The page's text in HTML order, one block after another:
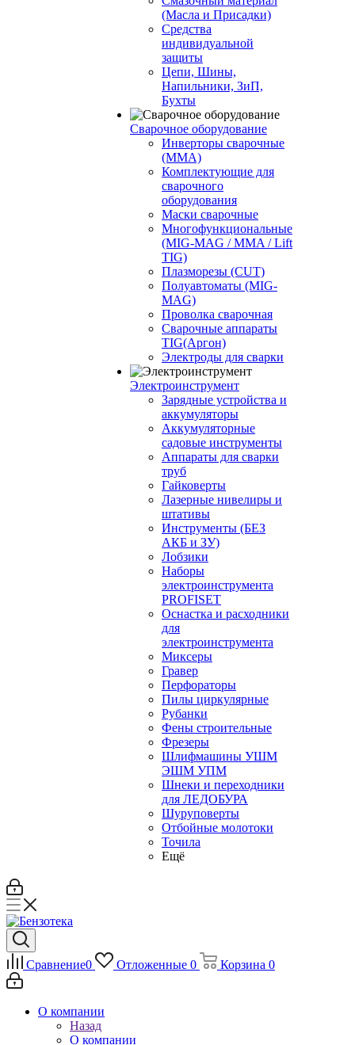
(Масла и Присадки)
Средства
индивидуальной
защиты
Цепи, Шины,
Напильники, ЗиП,
Бухты
Сварочное оборудование
Инверторы сварочные
(ММА)
Комплектующие для
сварочного
оборудования
Маски сварочные
Многофункциональные
(MIG-MAG / MMA / Lift
TIG)
Плазморезы (CUT)
Полуавтоматы (МIG-
MAG)
Проволка сварочная
Сварочные аппараты
TIG(Аргон)
Электроды для сварки
Электроинструмент
Зарядные устройства и
аккумуляторы
Аккумуляторные
садовые инструменты
Аппараты для сварки
труб
Гайковерты
Лазерные нивелиры и
штативы
Инструменты (БЕЗ
АКБ и ЗУ)
Лобзики
Наборы
электроинструмента
PROFISET
Оснастка и расходники
для
электроинструмента
Миксеры
Гравер
Перфораторы
Пилы циркулярные
Рубанки
Фены строительные
Фрезеры
Шлифмашины УШМ
ЭШМ УПМ
Шнеки и переходники
для ЛЕДОБУРА
Шуруповерты
Отбойные молотоки
Точила
Ещё
Сравнение0 Отложенные 0 Корзина 0
О компании
Назад
О компании